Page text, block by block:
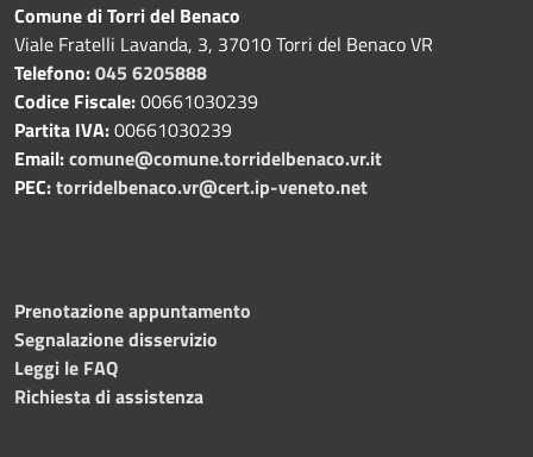
Comune di Torri del Benaco
Viale Fratelli Lavanda, 3, 37010 Torri del Benaco VR
Telefono:045 6205888
Codice Fiscale:00661030239
Partita IVA:00661030239
Email:comune@comune.torridelbenaco.vr.it
PEC:torridelbenaco.vr@cert.ip-veneto.net
Prenotazione appuntamento
Segnalazione disservizio
Leggi le FAQ
Richiesta di assistenza